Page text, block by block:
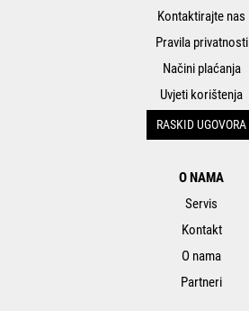
Kontaktirajte nas
Pravila privatnosti
Načini plaćanja
Uvjeti korištenja
RASKID UGOVORA
O NAMA
Servis
Kontakt
O nama
Partneri